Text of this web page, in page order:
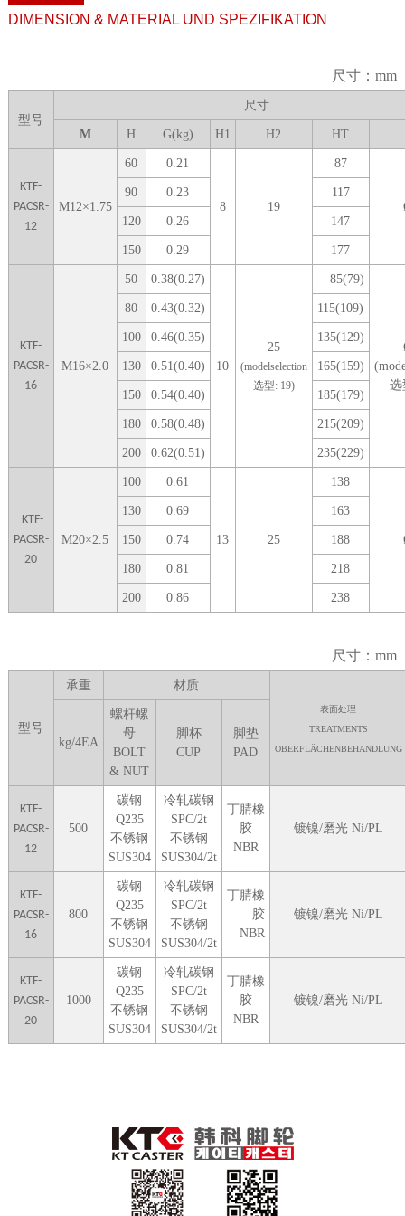
DIMENSION & MATERIAL UND SPEZIFIKATION
尺寸：mm
型号
尺寸
M H G(kg) H1 H2 HT
KTF-
PACSR-
12
M12×1.75
60 0 .21
8 19
87
90 0 .23 1 17
1 20 0 .26 147
1 50 0 .29 1 77
KTF-
PACSR-
16
M16×2.0
50 0.38(0.27)
10
25
(modelselection
选型: 19)
85(79)
80 0.43(0.32) 115(109)
100 0.46(0.35) 135(129)
1 30 0.51(0.40) 165(159)
1 50 0.54(0.40) 185(179)
1 80 0.58(0.48) 215(209)
200 0.62(0.51) 235(229)
KTF-
PACSR-
20
M20×2.5
1 00 0.61
13 25
138
1 30 0.69 163
1 50 0.74 188
1 80 0.81 218
200 0.86 238
尺寸：mm
型号
承重 材质
表面处理
TREATMENTS
OBERFLÄCHENBEHANDLUNG
kg/4EA
螺杆螺
母
BOLT
& NUT
脚杯
CUP
脚垫
PAD
KTF-
PACSR-
12
500
碳钢
Q235
不锈钢
SUS304
冷轧碳钢
SPC/2t
不锈钢
SUS304/2t
丁腈橡
胶
NBR
镀镍/磨光 Ni/PL
KTF-
PACSR-
16
800
碳钢
Q235
不锈钢
SUS304
冷轧碳钢
SPC/2t
不锈钢
SUS304/2t
丁腈橡
胶
NBR
镀镍/磨光 Ni/PL
KTF-
PACSR-
20
1000
碳钢
Q235
不锈钢
SUS304
冷轧碳钢
SPC/2t
不锈钢
SUS304/2t
丁腈橡
胶
NBR
镀镍/磨光 Ni/PL